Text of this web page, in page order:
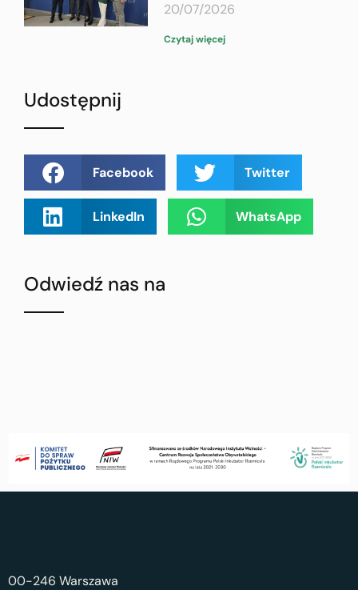
20/07/2026
Czytaj więcej
Udostępnij
Facebook Twitter
LinkedIn WhatsApp
Odwiedź nas na
00-246 Warszawa